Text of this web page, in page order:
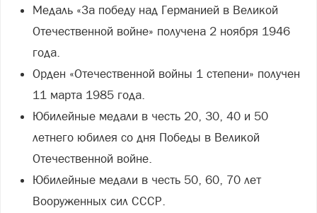
Медаль «За победу над Германией в Великой
Отечественной войне» получена 2 ноября 1946
года.
Орден «Отечественной войны 1 степени» получен
11 марта 1985 года.
Юбилейные медали в честь 20, 30, 40 и 50
летнего юбилея со дня Победы в Великой
Отечественной войне.
Юбилейные медали в честь 50, 60, 70 лет
Вооруженных сил СССР.